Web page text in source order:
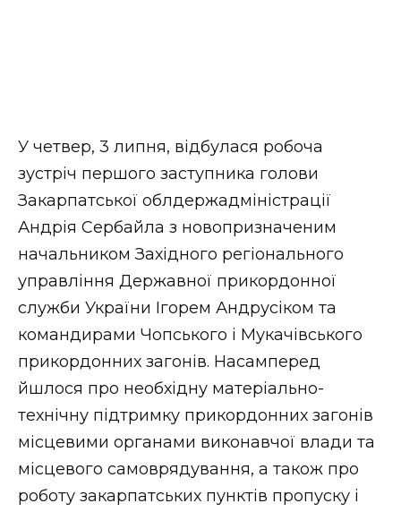
У четвер, 3 липня, відбулася робоча
зустріч першого заступника голови
Закарпатської облдержадміністрації
Андрія Сербайла з новопризначеним
начальником Західного регіонального
управління Державної прикордонної
служби України Ігорем Андрусіком та
командирами Чопського і Мукачівського
прикордонних загонів. Насамперед
йшлося про необхідну матеріально-
технічну підтримку прикордонних загонів
місцевими органами виконавчої влади та
місцевого самоврядування, а також про
роботу закарпатських пунктів пропуску і